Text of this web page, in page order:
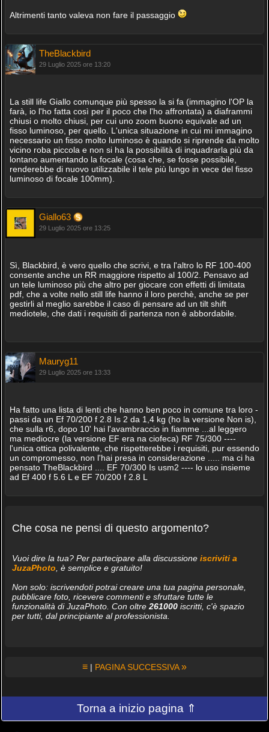
Altrimenti tanto valeva non fare il passaggio
TheBlackbird
29 Luglio 2025 ore 13:20
La still life Giallo comunque più spesso la si fa (immagino l'OP la
farà, io l'ho fatta così per il poco che l'ho affrontata) a diaframmi
chiusi o molto chiusi, per cui uno zoom buono equivale ad un
fisso luminoso, per quello. L'unica situazione in cui mi immagino
necessario un fisso molto luminoso è quando si riprende da molto
vicino roba piccola e non si ha la possibilità di inquadrarla più da
lontano aumentando la focale (cosa che, se fosse possibile,
renderebbe di nuovo utilizzabile il tele più lungo in vece del fisso
luminoso di focale 100mm).
Giallo63
29 Luglio 2025 ore 13:25
Sì, Blackbird, è vero quello che scrivi, e tra l'altro lo RF 100-400
consente anche un RR maggiore rispetto al 100/2. Pensavo ad
un tele luminoso più che altro per giocare con effetti di limitata
pdf, che a volte nello still life hanno il loro perchè, anche se per
gestirli al meglio sarebbe il caso di pensare ad un tilt shift
mediotele, che dati i requisiti di partenza non è abbordabile.
Mauryg11
29 Luglio 2025 ore 13:33
Ha fatto una lista di lenti che hanno ben poco in comune tra loro -
passi da un Ef 70/200 f 2.8 Is 2 da 1,4 kg (ho la versione Non is),
che sulla r6, dopo 10' hai l'avambraccio in fiamme ...al leggero
ma mediocre (la versione EF era na ciofeca) RF 75/300 ----
l'unica ottica polivalente, che rispetterebbe i requisiti, pur essendo
un compromesso, non l'hai presa in considerazione ..... ma ci ha
pensato TheBlackbird .... EF 70/300 Is usm2 ---- lo uso insieme
ad Ef 400 f 5.6 L e EF 70/200 f 2.8 L
Che cosa ne pensi di questo argomento?
Vuoi dire la tua? Per partecipare alla discussione iscriviti a
JuzaPhoto , è semplice e gratuito!
Non solo: iscrivendoti potrai creare una tua pagina personale,
pubblicare foto, ricevere commenti e sfruttare tutte le
funzionalità di JuzaPhoto. Con oltre 261000iscritti, c'è spazio
per tutti, dal principiante al professionista.
≡ | PAGINA SUCCESSIVA»
Torna a inizio pagina ⇑